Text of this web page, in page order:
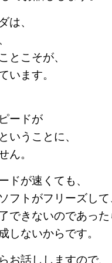
は、
とこそが、
います。
ードが
いうことに、
ん。
ドが速くても、
フトがフリーズして
できないのであっ
しないからです。
お話ししますので、